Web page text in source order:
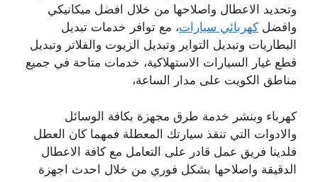
وتحديد الاعطال واصلاحها من خلال افضل ميكانيكي
وافضل كهربائي سيارات، مع توافر خدمات تبديل
البطاريات وتبديل التواير وتبديل الزيوت والفلاتر وتبديل
قطع غيار السيارات الاستهلاكية، خدمات متاحة في جميع
مناطق الكويت على مدار الساعة،
كهرباء وبنشر خدمة طرق مجهزة بكافة الوسائل
والادوات التي تنقذ سيارتك المعطلة فمهما كان العطل
فلدينا فريق عمل قادر على التعامل مع كافة الاعطال
الدقيقة واصلاحها بشكل فوري من خلال احدث اجهزة